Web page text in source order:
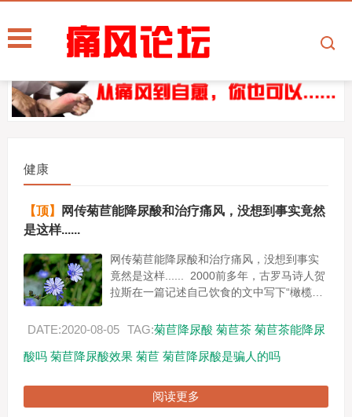
健康
【顶】
网传菊苣能降尿酸和治疗痛风，没想到事实竟然
是这样......
网传菊苣能降尿酸和治疗痛风，没想到事实
竟然是这样...... 2000前多年，古罗马诗人贺
拉斯在一篇记述自己饮食的文中写下“橄榄、
食...
DATE:2020-08-05 TAG:菊苣降尿酸 菊苣茶 菊苣茶能降尿
酸吗 菊苣降尿酸效果 菊苣 菊苣降尿酸是骗人的吗
阅读更多